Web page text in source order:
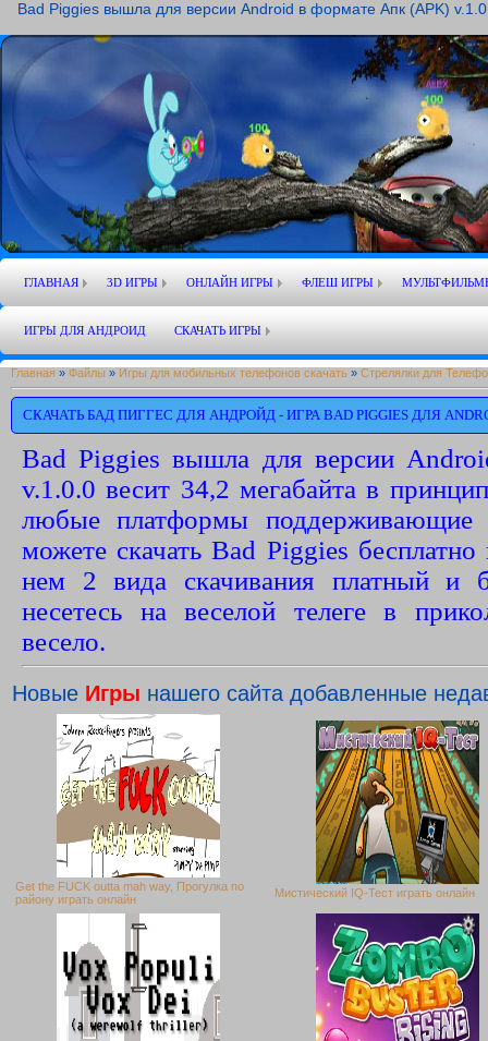
Bad Piggies вышла для версии Android в формате Апк (APK)
ГЛАВНАЯ 3D ИГРЫ ОНЛАЙН ИГРЫ ФЛЕШ ИГРЫ
ИГРЫ ДЛЯ АНДРОИД СКАЧАТЬ ИГРЫ
Главная » Файлы » Игры для мобильных телефонов скачать » Стрелялки для
СКАЧАТЬ БАД ПИГГЕС ДЛЯ АНДРОЙД - ИГРА BAD PIGGIES ДЛЯ
Bad Piggies вышла для версии
v.1.0.0 весит 34,2 мегабайта в
любые платформы
можете скачать Bad Piggies
нем 2 вида скачивания платный и
несетесь на веселой телеге в
весело.
Новые Игры нашего сайта добавленные
Get the FUCK outta mah way, Прогулка по
району играть онлайн
Мистический IQ-Тест играть онлайн